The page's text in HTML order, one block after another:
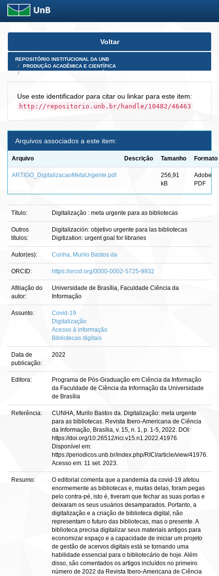
Skip
Voltar
REPOSITÓRIO INSTITUCIONAL DA UNB
PRODUÇÃO ACADÊMICA E CIENTÍFICA
Use este identificador para citar ou linkar para este item:
http://repositorio.unb.br/handle/10482/46463
Arquivos associados a este item:
Arquivo Descrição Tamanho Formato
ARTIGO_DigitalizacaoMetaUrgente.pdf
256,91
kB
Adobe
PDF
Título: Digitalização : meta urgente para as bibliotecas
Outros
títulos:
Digitalización: objetivo urgente para las bibliotecas
Digitization: urgent goal for libraries
Autor(es): Cunha, Murilo Bastos da
ORCID: https://orcid.org/0000-0002-5725-9932
Afiliação do
autor:
Universidade de Brasília, Faculdade Ciência da
Informação
Assunto:
Covid-19
Digitalização
Acesso à informação
Bibliotecas digitais
Data de
publicação:
2022
Editora:
Programa de Pós-Graduação em Ciência da Informação
da Faculdade de Ciência da Informação da Universidade
de Brasília
Referência:
CUNHA, Murilo Bastos da. Digitalização: meta urgente
para as bibliotecas. Revista Ibero-Americana de Ciência
da Informação, Brasília, v. 15, n. 1, p. 1-5, 2022. DOI:
https://doi.org/10.26512/rici.v15.n1.2022.41976.
Disponível em:
https://periodicos.unb.br/index.php/RICI/article/view/41976.
Acesso em: 11 set. 2023.
Resumo:
O editorial comenta que a pandemia da covid-19 afetou
enormemente as bibliotecas e, muitas delas, foram pegas
pelo contra-pé, isto é, tiveram que fechar as suas portas e
deixaram os seus usuários desamparados. Portanto, a
digitalização e a criação de biblioteca digital, não
representam o futuro das bibliotecas, mas o presente. A
biblioteca precisa digitalizar seus materiais antigos para
economizar espaço e a capacidade de iniciar um projeto
de gestão de acervos digitais está se tornando uma
habilidade essencial para o bibliotecário de hoje. Além
disso, são comentados os artigos incluídos no primeiro
número de 2022 da Revista Ibero-Americana de Ciência